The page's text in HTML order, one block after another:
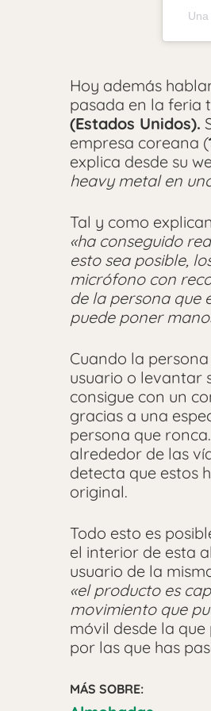
Hoy además
pasada en la feria
(Estados Unidos).
empresa coreana (
explica desde su
heavy metal en
Tal y como
«ha conseguido
esto sea posible,
micrófono con
de la persona que
puede poner
Cuando la
usuario o levantar
consigue con un
gracias a una
persona que
alrededor de las
detecta que estos
original.
Todo esto es
el interior de esta
usuario de la
«el producto es
movimiento que
móvil desde la
por las que has
MÁS SOBRE: